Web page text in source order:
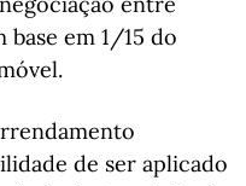
em 1/15 do
de ser aplicado